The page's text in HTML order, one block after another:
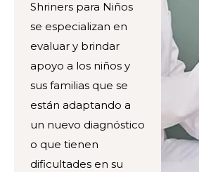
Shriners para Niños
se especializan en
evaluar y brindar
apoyo a los niños y
sus familias que se
están adaptando a
un nuevo diagnóstico
o que tienen
dificultades en su